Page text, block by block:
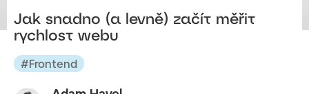
Jak snadno (a levně) začít měřit
rychlost webu
#Frontend